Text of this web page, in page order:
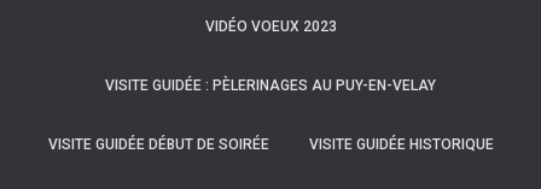
VIDÉO VOEUX 2023
VISITE GUIDÉE : PÈLERINAGES AU PUY-EN-VELAY
VISITE GUIDÉE DÉBUT DE SOIRÉE VISITE GUIDÉE HISTORIQUE